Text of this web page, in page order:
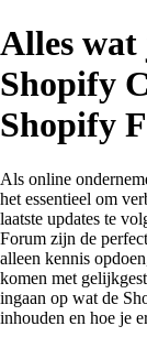
Alles wat
Shopify
Shopify
Als online
het essentieel om
laatste updates te
Forum zijn de
alleen kennis
komen met
ingaan op wat de
inhouden en hoe je